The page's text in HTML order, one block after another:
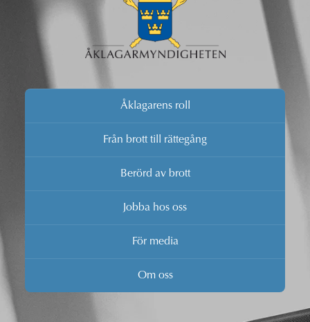
Åklagarens roll
Från brott till rättegång
Berörd av brott
Jobba hos oss
För media
Om oss